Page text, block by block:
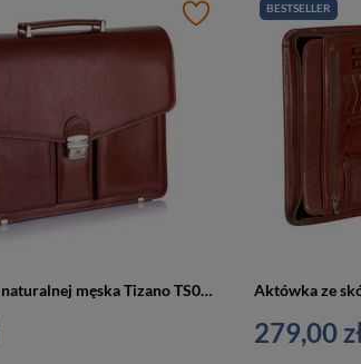
Teczka ze skóry naturalnej męska Tizano TS02 aktówka biznesowa A4 brązowa
BESTSELLER
279,00